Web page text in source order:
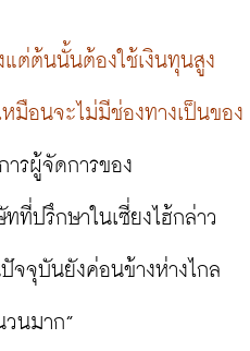
แต่ต้นนั้นต้องใช้เงินทุนสูง
มือนจะไม่มีช่องทางเป็นของ
รผู้จัดการของ
ที่ปรึกษาในเซี่ยงไฮ้กล่าว
จจุบันยังค่อนข้างห่างไกล
วนมาก”